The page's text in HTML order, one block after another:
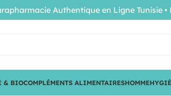
& BIOCOMPLÉMENTS ALIMENTAIRESHOMME
Authentique en Ligne Tunisie •